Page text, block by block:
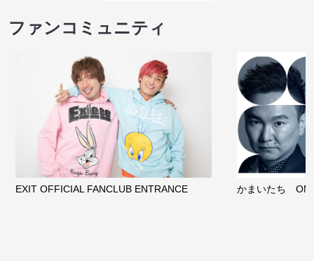
ファンコミュニティ
EXIT OFFICIAL FANCLUB ENTRANCE かまいたち